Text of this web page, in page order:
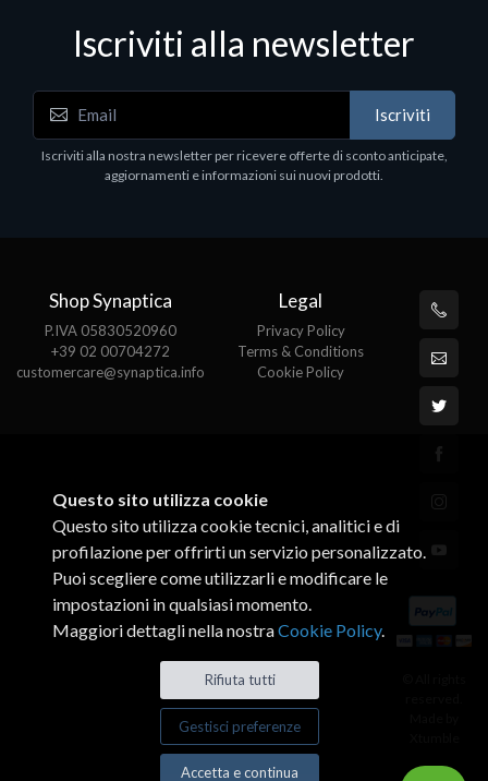
WD_BLACK SN850X NVMe SSD
WDBB9H0020BNC - SSD - 2 TB - interno - M.2
2280 - PCIe 4.0 (NVMe) - dissipatore integrato -
nero
Iscriviti alla newsletter
Iscriviti
Iscriviti alla nostra newsletter per ricevere offerte di sconto anticipate,
aggiornamenti e informazioni sui nuovi prodotti.
Shop Synaptica
P.IVA 05830520960
+39 02 00704272
customercare@synaptica.info
Legal
Privacy Policy
Terms & Conditions
Cookie Policy
Questo sito utilizza cookie
Questo sito utilizza cookie tecnici, analitici e di
profilazione per offrirti un servizio personalizzato.
Puoi scegliere come utilizzarli e modificare le
impostazioni in qualsiasi momento.
Maggiori dettagli nella nostraCookie Policy.
Rifiuta tutti
Gestisci preferenze
Accetta e continua